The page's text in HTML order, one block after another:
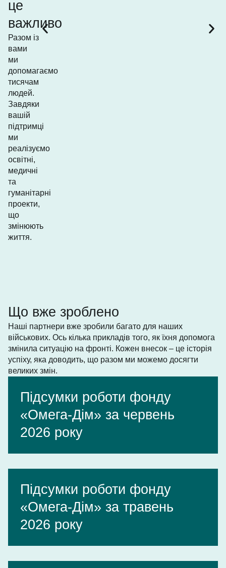
це
важливо
Разом із
вами
ми
допомагаємо
тисячам
людей.
Завдяки
вашій
підтримці
ми
реалізуємо
освітні,
медичні
та
гуманітарні
проекти,
що
змінюють
життя.
Що вже зроблено
Наші партнери вже зробили багато для наших
військових. Ось кілька прикладів того, як їхня допомога
змінила ситуацію на фронті. Кожен внесок – це історія
успіху, яка доводить, що разом ми можемо досягти
великих змін.
Підсумки роботи фонду
«Омега-Дім» за червень
2026 року
Підсумки роботи фонду
«Омега-Дім» за травень
2026 року